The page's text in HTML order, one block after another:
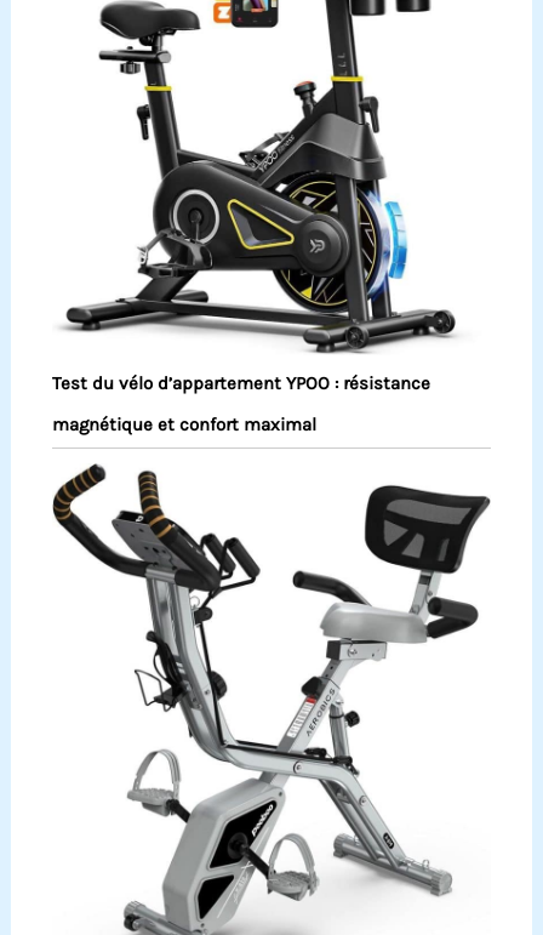
Test du vélo d’appartement YPOO : résistance
magnétique et confort maximal